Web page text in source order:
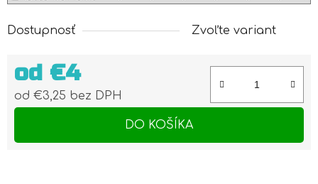
Dostupnosť Zvoľte variant
od €4
od €3,25 bez DPH
DO KOŠÍKA